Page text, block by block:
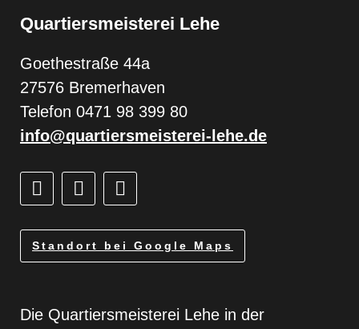
Quartiersmeisterei Lehe
Goethestraße 44a
27576 Bremerhaven
Telefon 0471 98 399 80
info@quartiersmeisterei-lehe.de
Standort bei Google Maps
Die Quartiersmeisterei Lehe in der